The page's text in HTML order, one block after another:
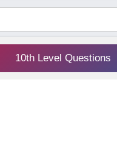
10th Level Questions